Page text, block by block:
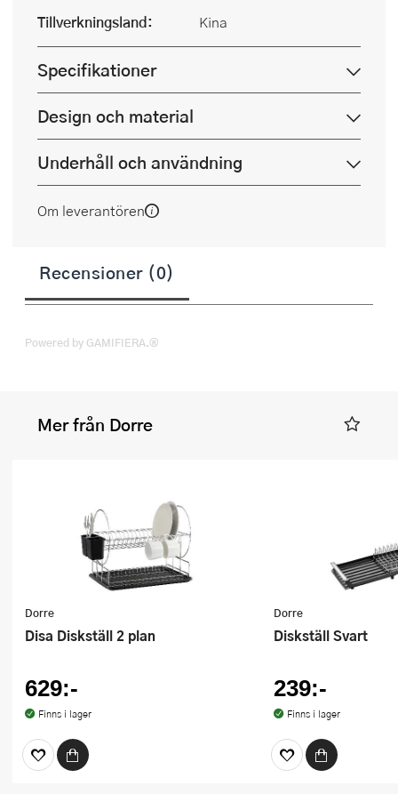
Tillverkningsland:
Kina
Specifikationer
Design och material
Underhåll och användning
Om leverantören
Recensioner (0)
Powered by GAMIFIERA.®
Mer från Dorre
Dorre
Disa Diskställ 2 plan
629:-
Finns i lager
Dorre
Diskställ Svart
239:-
Finns i lager